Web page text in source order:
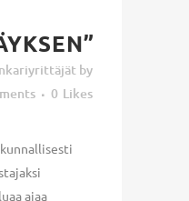
by
0 Likes
ajaa